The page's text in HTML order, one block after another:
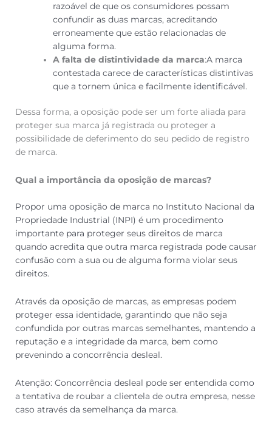
razoável de que os consumidores possam
confundir as duas marcas, acreditando
erroneamente que estão relacionadas de
alguma forma.
A falta de distintividade da marca:A marca
contestada carece de características distintivas
que a tornem única e facilmente identificável.
Dessa forma, a oposição pode ser um forte aliada para
proteger sua marca já registrada ou proteger a
possibilidade de deferimento do seu pedido de registro
de marca.
Qual a importância da oposição de marcas?
Propor uma oposição de marca no Instituto Nacional da
Propriedade Industrial (INPI) é um procedimento
importante para proteger seus direitos de marca
quando acredita que outra marca registrada pode causar
confusão com a sua ou de alguma forma violar seus
direitos.
Através da oposição de marcas, as empresas podem
proteger essa identidade, garantindo que não seja
confundida por outras marcas semelhantes, mantendo a
reputação e a integridade da marca, bem como
prevenindo a concorrência desleal.
Atenção: Concorrência desleal pode ser entendida como
a tentativa de roubar a clientela de outra empresa, nesse
caso através da semelhança da marca.